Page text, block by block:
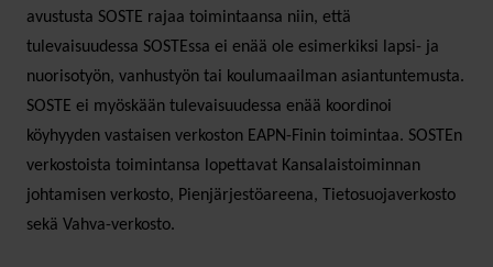
avustusta SOSTE rajaa toimintaansa niin, että
tulevaisuudessa SOSTEssa ei enää ole esimerkiksi lapsi- ja
nuorisotyön, vanhustyön tai koulumaailman asiantuntemusta.
SOSTE ei myöskään tulevaisuudessa enää koordinoi
köyhyyden vastaisen verkoston EAPN-Finin toimintaa. SOSTEn
verkostoista toimintansa lopettavat Kansalaistoiminnan
johtamisen verkosto, Pienjärjestöareena, Tietosuojaverkosto
sekä Vahva-verkosto.